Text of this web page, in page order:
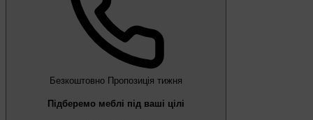
Безкоштовно Пропозиція тижня
Підберемо меблі під ваші цілі